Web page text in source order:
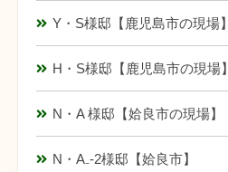
Y・S様邸【鹿児島市の現場】
H・S様邸【鹿児島市の現場】
N・A 様邸【姶良市の現場】
N・A₋-2様邸【姶良市】